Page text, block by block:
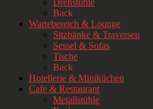
Drehstühle
Back
Wartebereich & Lounge
Sitzbänke & Traversen
Sessel & Sofas
Tische
Back
Hotellerie & Miniküchen
Cafe & Restaurant
Metallstühle